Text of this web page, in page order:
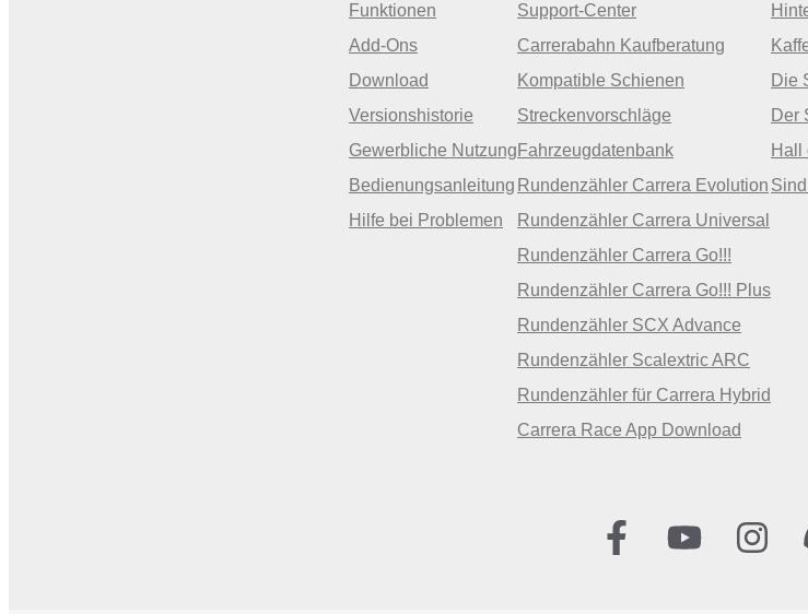
Funktionen
Add-Ons
Download
Versionshistorie
Gewerbliche Nutzung
Bedienungsanleitung
Hilfe bei Problemen
Support-Center
Carrerabahn Kaufberatung
Kompatible Schienen
Streckenvorschläge
Fahrzeugdatenbank
Rundenzähler Carrera Evolution
Rundenzähler Carrera Universal
Rundenzähler Carrera Go!!!
Rundenzähler Carrera Go!!! Plus
Rundenzähler SCX Advance
Rundenzähler Scalextric ARC
Rundenzähler für Carrera Hybrid
Carrera Race App Download
Die
Der
Hall